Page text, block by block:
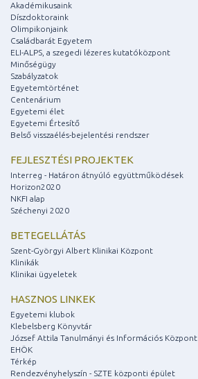
Akadémikusaink
Díszdoktoraink
Olimpikonjaink
Családbarát Egyetem
ELI-ALPS, a szegedi lézeres kutatóközpont
Minőségügy
Szabályzatok
Egyetemtörténet
Centenárium
Egyetemi élet
Egyetemi Értesítő
Belső visszaélés-bejelentési rendszer
FEJLESZTÉSI PROJEKTEK
Interreg - Határon átnyúló együttműködések
Horizon2020
NKFI alap
Széchenyi 2020
BETEGELLÁTÁS
Szent-Györgyi Albert Klinikai Központ
Klinikák
Klinikai ügyeletek
HASZNOS LINKEK
Egyetemi klubok
Klebelsberg Könyvtár
József Attila Tanulmányi és Információs Központ
EHÖK
Térkép
Rendezvényhelyszín - SZTE központi épület